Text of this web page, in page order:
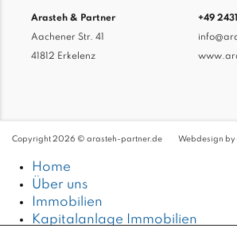
Arasteh & Partner
Aachener Str. 41
41812 Erkelenz
+49
Copyright 2026 © arasteh-partner.de Webdesign by
Home
Über uns
Immobilien
Kapitalanlage Immobilien